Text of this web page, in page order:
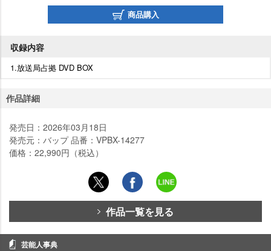
商品購入
収録内容
1.放送局占拠 DVD BOX
作品詳細
発売日：2026年03月18日
発売元：バップ 品番：VPBX-14277
価格：22,990円（税込）
作品一覧を見る
芸能人事典